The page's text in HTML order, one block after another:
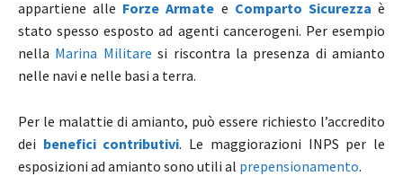
appartiene alle Forze Armate e Comparto Sicurezza è
stato spesso esposto ad agenti cancerogeni. Per esempio
nella Marina Militare si riscontra la presenza di amianto
nelle navi e nelle basi a terra.
Per le malattie di amianto, può essere richiesto l’accredito
dei benefici contributivi. Le maggiorazioni INPS per le
esposizioni ad amianto sono utili al prepensionamento.